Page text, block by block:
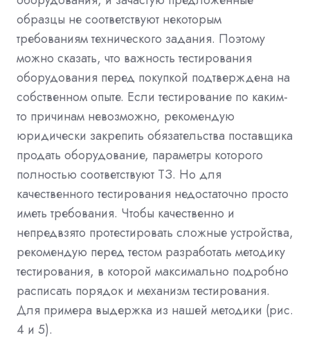
образцы не соответствуют некоторым
требованиям технического задания. Поэтому
можно сказать, что важность тестирования
оборудования перед покупкой подтверждена на
собственном опыте. Если тестирование по каким-
то причинам невозможно, рекомендую
юридически закрепить обязательства поставщика
продать оборудование, параметры которого
полностью соответствуют ТЗ. Но для
качественного тестирования недостаточно просто
иметь требования. Чтобы качественно и
непредвзято протестировать сложные устройства,
рекомендую перед тестом разработать методику
тестирования, в которой максимально подробно
расписать порядок и механизм тестирования.
Для примера выдержка из нашей методики (рис.
4 и 5).